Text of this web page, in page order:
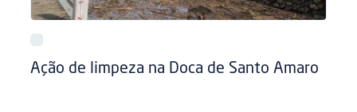
Ação de limpeza na Doca de Santo Amaro